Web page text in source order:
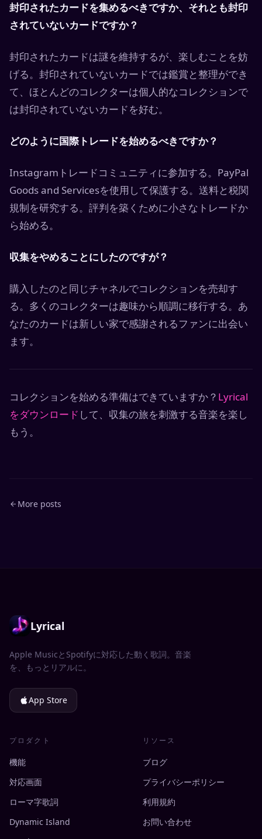
封印されたカードを集めるべきですか、それとも封印
されていないカードですか？
封印されたカードは謎を維持するが、楽しむことを妨
げる。封印されていないカードでは鑑賞と整理ができ
て、ほとんどのコレクターは個人的なコレクションで
は封印されていないカードを好む。
どのように国際トレードを始めるべきですか？
Instagramトレードコミュニティに参加する。PayPal
Goods and Servicesを使用して保護する。送料と税関
規制を研究する。評判を築くために小さなトレードか
ら始める。
収集をやめることにしたのですが？
購入したのと同じチャネルでコレクションを売却す
る。多くのコレクターは趣味から順調に移行する。あ
なたのカードは新しい家で感謝されるファンに出会い
ます。
コレクションを始める準備はできていますか？ Lyrical
をダウンロード して、収集の旅を刺激する音楽を楽し
もう。
More posts
Lyrical
Apple MusicとSpotifyに対応した動く歌詞。音楽
を、もっとリアルに。
App Store
プロダクト
機能
対応画面
ローマ字歌詞
Dynamic Island
リソース
ブログ
プライバシーポリシー
利用規約
お問い合わせ